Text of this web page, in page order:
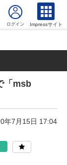
Impressサイト
「msb
年7月15日 17:04